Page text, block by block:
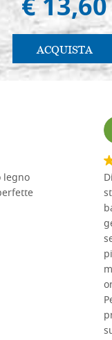
€ 13,60
ACQUISTA
legno